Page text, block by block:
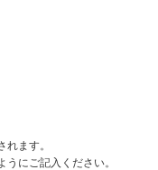
ます。
にご記入ください。